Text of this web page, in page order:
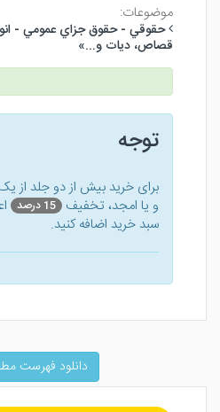
موضوعات:
حقوقي - حقوق جزاي عمومي -
قصاص، ديات و...»
توجه
برای خرید بیش از دو جلد از
و یا امجد، تخفیف 15 درصد
سبد خرید اضافه کنید.
دانلود فهرست